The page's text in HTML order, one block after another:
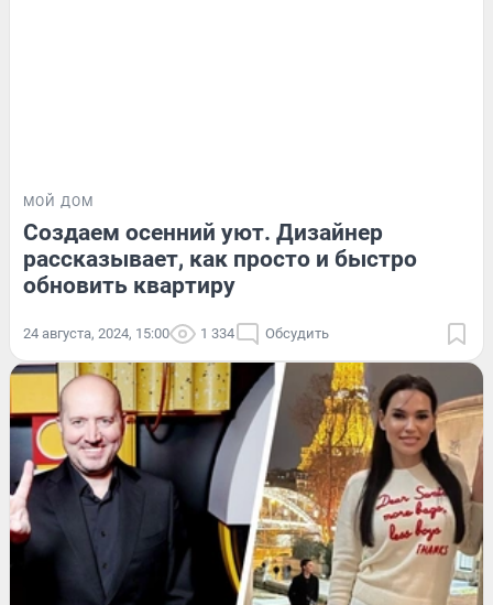
МОЙ ДОМ
Создаем осенний уют. Дизайнер
рассказывает, как просто и быстро
обновить квартиру
24 августа, 2024, 15:00 1 334 Обсудить